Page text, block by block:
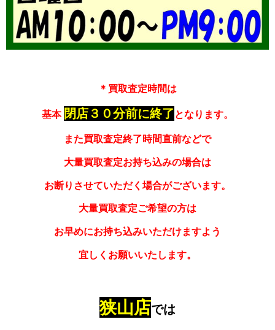
＊買取査定時間は
基本 閉店３０分前に終了 となります。
また買取査定終了時間直前などで
大量買取査定お持ち込みの場合は
お断りさせていただく場合がございます。
大量買取査定ご希望の方は
お早めにお持ち込みいただけますよう
宜しくお願いいたします。
狭山店では